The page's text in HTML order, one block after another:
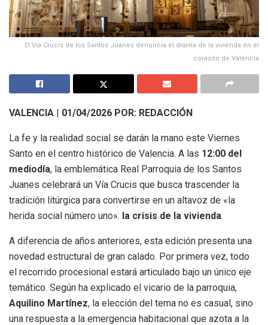
El Vía Crucis de los Santos Juanes denuncia el drama de la vivienda en el
corazón de Valencia
VALENCIA | 01/04/2026 POR: REDACCIÓN
La fe y la realidad social se darán la mano este Viernes
Santo en el centro histórico de Valencia. A las 12:00 del
mediodía, la emblemática Real Parroquia de los Santos
Juanes celebrará un Vía Crucis que busca trascender la
tradición litúrgica para convertirse en un altavoz de «la
herida social número uno»: la crisis de la vivienda.
A diferencia de años anteriores, esta edición presenta una
novedad estructural de gran calado. Por primera vez, todo
el recorrido procesional estará articulado bajo un único eje
temático. Según ha explicado el vicario de la parroquia,
Aquilino Martínez, la elección del tema no es casual, sino
una respuesta a la emergencia habitacional que azota a la